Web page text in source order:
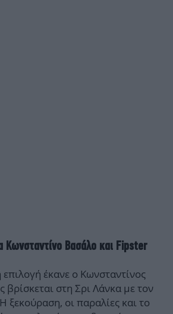
Κωνσταντίνο Βασάλο και Fipster
έκανε ο Κωνσταντίνος
βρίσκεται στη Σρι Λάνκα με τον
ξεκούραση, οι παραλίες και το